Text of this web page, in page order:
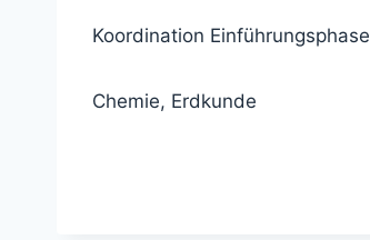
Koordination Einführungsphase
Chemie, Erdkunde